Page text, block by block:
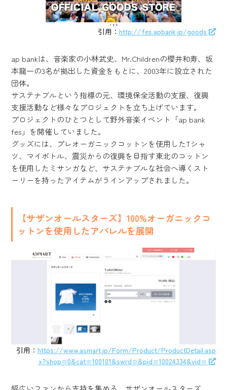
引用： http://fes.apbank.jp/goods
ap bankは、音楽家の小林武史、Mr.Childrenの櫻井和寿、坂
本龍一の3名が拠出した資金をもとに、2003年に設立された
団体。
サステナブルという指標の元、環境保全活動の支援、復興
支援活動など様々なプロジェクトを立ち上げています。
プロジェクトのひとつとして野外音楽イベント「ap bank
fes」を開催していました。
グッズには、プレオーガニックコットンを使用したTシャ
ツ、マイボトル、震災からの復興を目指す東北のコットン
を使用したミサンガなど、サステナブルな社会へ導くスト
ーリーを持ったアイテムがラインアップされました。
【サザンオールスターズ】100%オーガニックコ
ットンを使用したアパレルを展開
引用： https://www.asmart.jp/Form/Product/ProductDetail.asp
x?shop=0&cat=100101&swrd=&pid=10024334&vid=